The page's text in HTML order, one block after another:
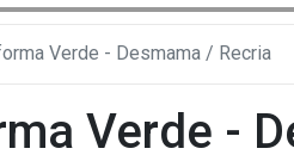
Verde - Desmama / Recria
Verde -